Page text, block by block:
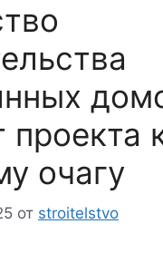
проекта
очагу
от stroitelstvo